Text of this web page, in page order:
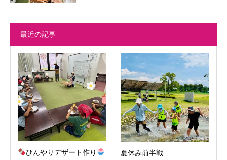
最近の記事
ひんやりデザート作り 夏休み前半戦